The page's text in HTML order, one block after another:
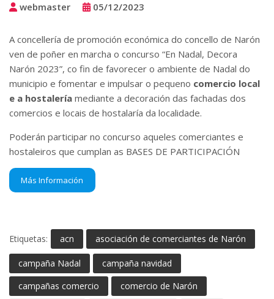
webmaster 05/12/2023
A concellería de promoción económica do concello de Narón
ven de poñer en marcha o concurso “En Nadal, Decora
Narón 2023”, co fin de favorecer o ambiente de Nadal do
municipio e fomentar e impulsar o pequeno comercio local
e a hostalería mediante a decoración das fachadas dos
comercios e locais de hostalaría da localidade.
Poderán participar no concurso aqueles comerciantes e
hostaleiros que cumplan as BASES DE PARTICIPACIÓN
Más Información
Etiquetas: acn asociación de comerciantes de Narón
campaña Nadal
campaña navidad
campañas comercio
comercio de Narón